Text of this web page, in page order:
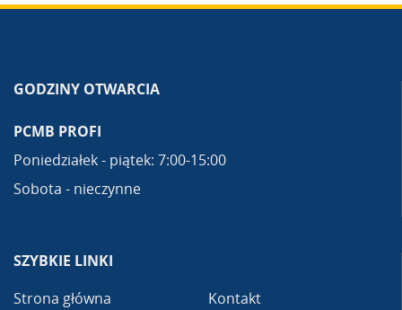
GODZINY OTWARCIA
PCMB PROFI
Poniedziałek - piątek: 7:00-15:00
Sobota - nieczynne
SZYBKIE LINKI
Strona główna
Kontakt